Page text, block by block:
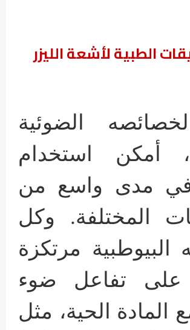
الطبية لأشعة الليزر
الضوئية
أمكن استخدام
في مدى واسع من
المختلفة. وكل
البيوطبية مرتكزة
على تفاعل ضوء
المادة الحية، مثل